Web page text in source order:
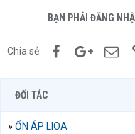
BẠN PHẢI ĐĂNG
Chia sẻ: FacebookGoogle+
ĐỐI TÁC
» ỔN ÁP LIOA